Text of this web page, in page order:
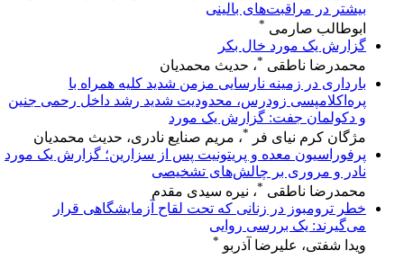
بیشتر در مراقبت‌های بالینی
ابوطالب صارمی *
گزارش یک مورد خال بکر
محمدرضا ناطقی *، حدیث محمدیان
بارداری در زمینه نارسایی مزمن شدید کلیه همراه با
پره‌اکلامپسی زودرس، محدودیت شدید رشد داخل رحمی جنین
و دکولمان جفت: گزارش یک مورد
مژگان کرم نیای فر
*، مریم صنایع نادری، حدیث محمدیان
پرفوراسیون معده و پریتونیت پس از سزارین؛ گزارش یک مورد
نادر و مروری بر چالش‌های تشخیصی
محمدرضا ناطقی *، نیره سیدی مقدم
خطر ترومبوز در زنانی که تحت لقاح آزمایشگاهی قرار
می‌گیرند: یک بررسی روایی
ویدا شفتی، علیرضا آذربو *